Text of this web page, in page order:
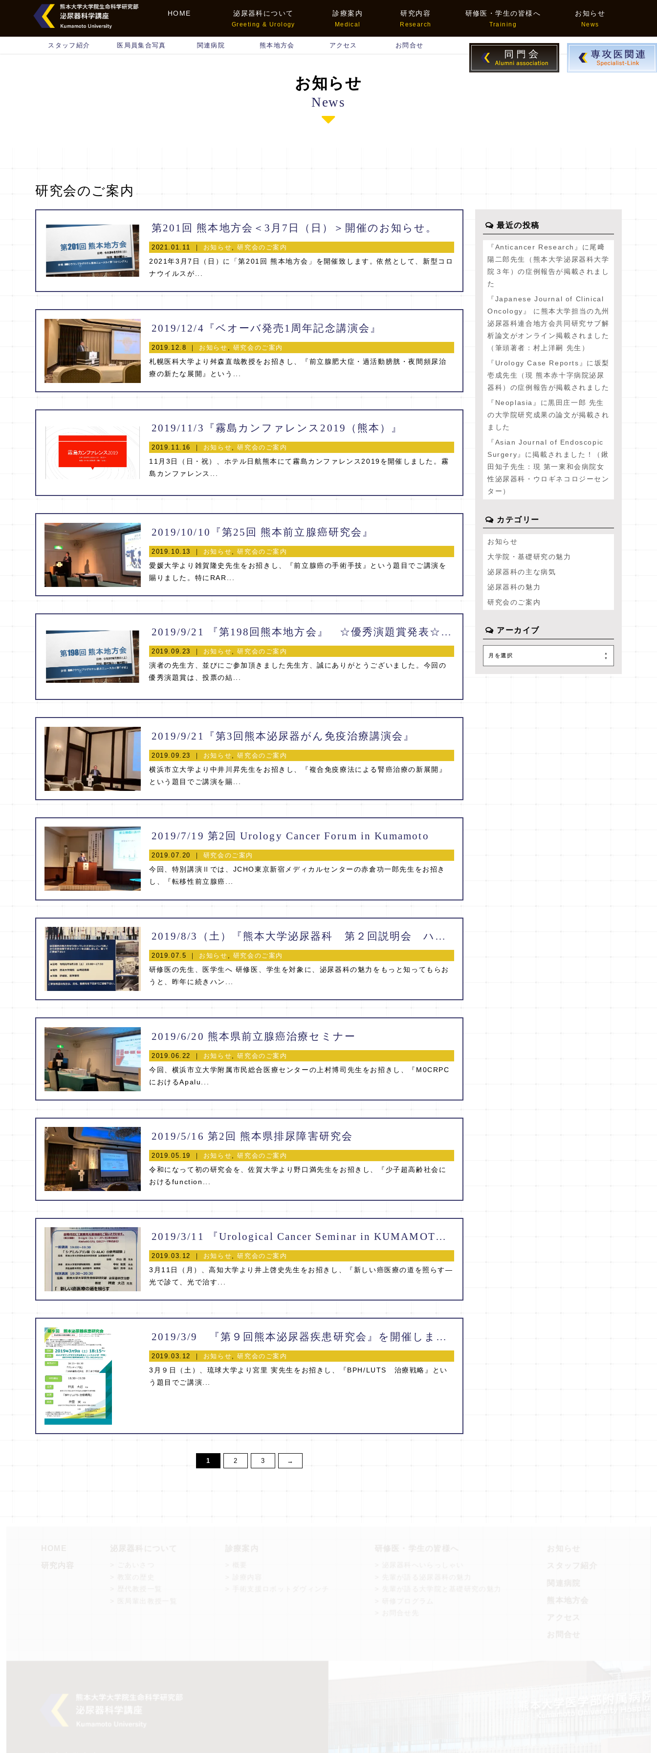
HOME 泌尿器科について
Greeting & Urology
診療案内
Medical
研究内容
Research
研修医・学生の皆様へ
Training
お知らせ
News
スタッフ紹介 医局員集合写真 関連病院 熊本地方会 アクセス お問合せ
お知らせ
News
研究会のご案内
第201回 熊本地方会＜3月7日（日）＞開催のお知らせ。
2021.01.11 ｜ お知らせ ,研究会のご案内
2021年3月7日（日）に「第201回 熊本地方会」を開催致します。依然として、新型コロ
ナウイルスが...
2019/12/4『ベオーバ発売1周年記念講演会』
2019.12.8 ｜ お知らせ 研究会のご案内
札幌医科大学より舛森直哉教授をお招きし、『前立腺肥大症・過活動膀胱・夜間頻尿治
療の新たな展開』という...
2019/11/3『霧島カンファレンス2019（熊本）』
2019.11.16 ｜ お知らせ,研究会のご案内
11月3日（日・祝）、ホテル日航熊本にて霧島カンファレンス2019を開催しました。霧
島カンファレンス...
2019/10/10『第25回 熊本前立腺癌研究会』
2019.10.13 ｜ お知らせ ,研究会のご案内
愛媛大学より雑賀隆史先生をお招きし、『前立腺癌の手術手技』という題目でご講演を
賜りました。特にRAR...
2019/9/21 『第198回熊本地方会』 ☆優秀演題賞発表☆彡
2019.09.23 ｜ お知らせ,研究会のご案内
演者の先生方、並びにご参加頂きました先生方、誠にありがとうございました。今回の
優秀演題賞は、投票の結...
2019/9/21『第3回熊本泌尿器がん免疫治療講演会』
2019.09.23 ｜ お知らせ ,研究会のご案内
横浜市立大学より中井川昇先生をお招きし、『複合免疫療法による腎癌治療の新展開』
という題目でご講演を賜...
2019/7/19 第2回 Urology Cancer Forum in Kumamoto
2019.07.20 ｜ 研究会のご案内
今回、特別講演Ⅱでは、JCHO東京新宿メディカルセンターの赤倉功一郎先生をお招き
し、『転移性前立腺癌...
2019/8/3（土）『熊本大学泌尿器科 第２回説明会 ハンズオンセミナー』を開催します！
2019.07.5 ｜ お知らせ , 研究会のご案内
研修医の先生、医学生へ 研修医、学生を対象に、泌尿器科の魅力をもっと知ってもらお
うと、昨年に続きハン...
2019/6/20 熊本県前立腺癌治療セミナー
2019.06.22 ｜ お知らせ ,研究会のご案内
今回、横浜市立大学附属市民総合医療センターの上村博司先生をお招きし、『M0CRPC
におけるApalu...
2019/5/16 第2回 熊本県排尿障害研究会
2019.05.19 ｜ お知らせ,研究会のご案内
令和になって初の研究会を、佐賀大学より野口満先生をお招きし、『少子超高齢社会に
おけるfunction...
2019/3/11 『Urological Cancer Seminar in KUMAMOTO』を開催しました！
2019.03.12 ｜ お知らせ ,研究会のご案内
3月11日（月）、高知大学より井上啓史先生をお招きし、『新しい癌医療の道を照らす―
光で診て、光で治す...
2019.03.12 ｜ お知らせ ,研究会のご案内
3月９日（土）、琉球大学より宮里 実先生をお招きし、『BPH/LUTS 治療戦略』とい
う題目でご講演...
1 2 3 →
最近の投稿
『Anticancer Research』に尾﨑
陽二郎先生（熊本大学泌尿器科大学
院３年）の症例報告が掲載されまし
た
『Japanese Journal of Clinical
Oncology』 に熊本大学担当の九州
泌尿器科連合地方会共同研究サブ解
析論文がオンライン掲載されました
（筆頭著者：村上洋嗣 先生）
『Urology Case Reports』に坂梨
壱成先生（現 熊本赤十字病院泌尿
器科）の症例報告が掲載されました
『Neoplasia』に黒田庄一郎 先生
の大学院研究成果の論文が掲載され
ました
『Asian Journal of Endoscopic
Surgery』に掲載されました！（鍬
田知子先生：現 第一東和会病院女
性泌尿器科・ウロギネコロジーセン
ター）
カテゴリー
お知らせ
大学院・基礎研究の魅力
泌尿器科の主な病気
泌尿器科の魅力
研究会のご案内
アーカイブ
月を選択